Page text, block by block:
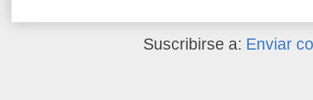
Suscribirse a: Enviar